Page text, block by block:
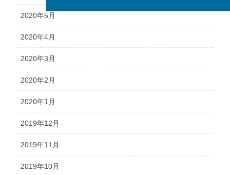
2020年5月
2020年4月
2020年3月
2020年2月
2020年1月
2019年12月
2019年11月
2019年10月